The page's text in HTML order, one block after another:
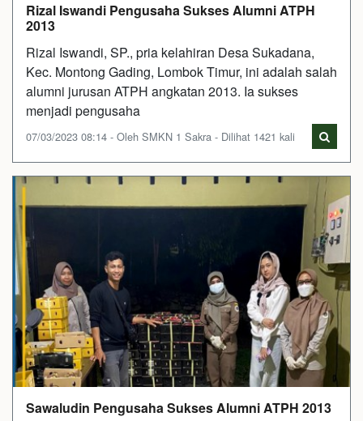
Rizal Iswandi Pengusaha Sukses Alumni ATPH
2013
Rizal Iswandi, SP., pria kelahiran Desa Sukadana,
Kec. Montong Gading, Lombok Timur, ini adalah salah
alumni jurusan ATPH angkatan 2013. Ia sukses
menjadi pengusaha
07/03/2023 08:14 - Oleh SMKN 1 Sakra - Dilihat 1421 kali
Sawaludin Pengusaha Sukses Alumni ATPH 2013